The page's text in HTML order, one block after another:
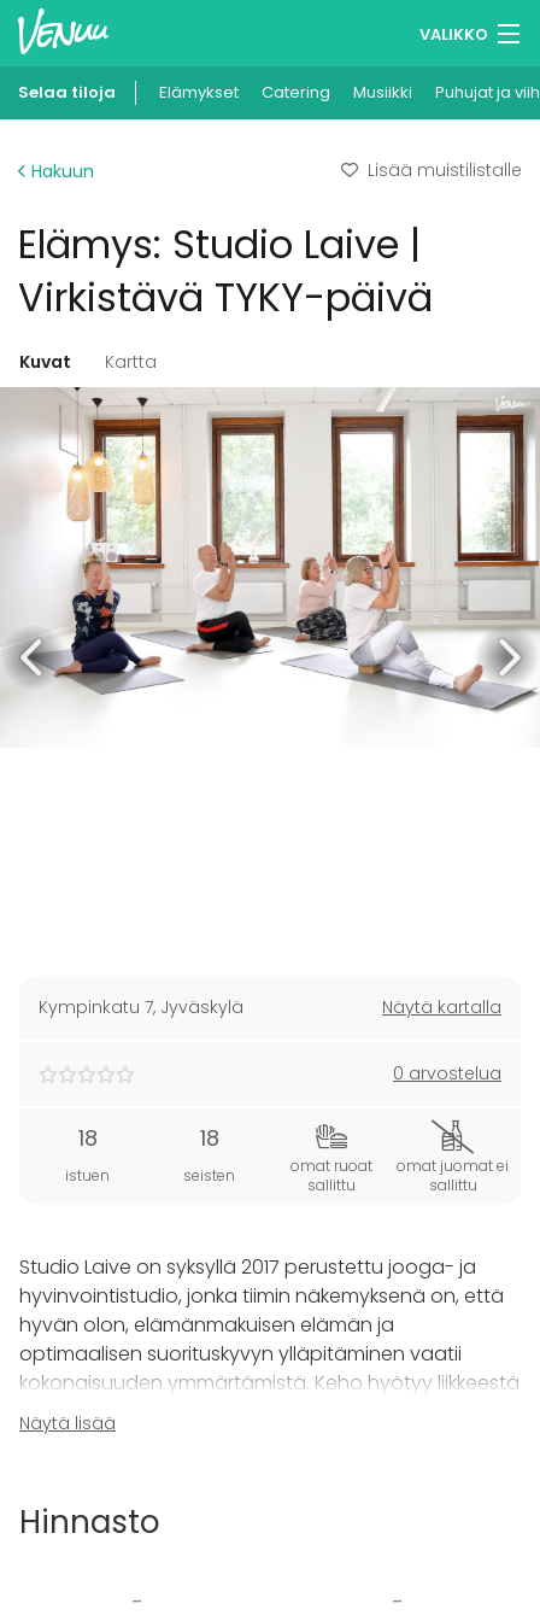
VALIKKO
Muistilistasi
Ilmoita kohteesi
Selaa tiloja Elämykset Catering Musiikki Puhujat ja
Hakuun Lisää muistilistalle
Elämys: Studio Laive |
Virkistävä TYKY-päivä
Kuvat Kartta
Kympinkatu 7, Jyväskylä Näytä kartalla
0 arvostelua
18
istuen
18
seisten
omat ruoat
sallittu
omat juomat ei
sallittu
Studio Laive on syksyllä 2017 perustettu jooga- ja
hyvinvointistudio, jonka tiimin näkemyksenä on, että
hyvän olon, elämänmakuisen elämän ja
optimaalisen suorituskyvyn ylläpitäminen vaatii
kokonaisuuden ymmärtämistä. Keho hyötyy liikkeestä
ja mieli hiljaisuudesta!
Kankaalle! Studiomme kaunis ja harmoninen miljöö
Näytä lisää
Hinnasto
- -